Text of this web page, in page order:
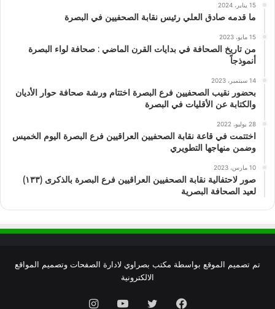
15 يناير، 2024
ما قدمه صادق العلي رئيس نقابة الصحفيين في البصرة
15 مايو، 2023
من تاريخ الصحافة في بدايات القرن الماضي : صحافة لواء البصرة
أنموذجاً
14 سبتمبر، 2023
بحضور نقيب الصحفيين فرع البصرة اختتام ورشة صحافة حوار الأديان
والكتابة عن الأقليات في البصرة
28 يوليو، 2022
اختتمت في قاعة نقابة الصحفيين العراقيين فرع البصرة اليوم الخميس
وضمن منهاجها التطويري
10 مارس، 2023
صور لاحتفالية نقابة الصحفيين العراقيين فرع البصرة بالذكرى (١٣٣)
لعيد الصحافة البصرية
تم تصميم الموقع بواسطة مكتب بصراوي لادارة الصفحات وتصميم المواقع
الالكترونية
فيسبوك تويتر يوتيوبانستقرام